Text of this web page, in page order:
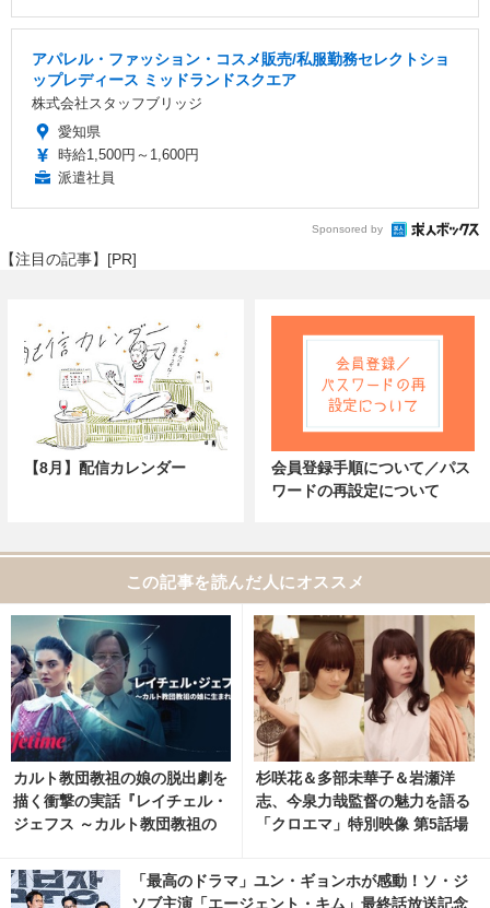
アパレル・ファッション・コスメ販売/私服勤務セレクトショ
ップレディース ミッドランドスクエア
株式会社スタッフブリッジ
愛知県
時給1,500円～1,600円
派遣社員
Sponsored by
【注目の記事】[PR]
【8月】配信カレンダー
会員登録手順について／パス
ワードの再設定について
この記事を読んだ人にオススメ
カルト教団教祖の娘の脱出劇を
描く衝撃の実話『レイチェル・
ジェフス ～カルト教団教祖の
U-NEXTとHuluにて配信
杉咲花＆多部未華子＆岩瀬洋
志、今泉力哉監督の魅力を語る
「クロエマ」特別映像 第5話場
「最高のドラマ」ユン・ギョンホが感動！ソ・ジ
ソブ主演「エージェント・キム」最終話放送記念